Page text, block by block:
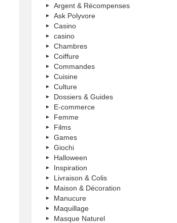
Argent & Récompenses
Ask Polyvore
Casino
casino
Chambres
Coiffure
Commandes
Cuisine
Culture
Dossiers & Guides
E-commerce
Femme
Films
Games
Giochi
Halloween
Inspiration
Livraison & Colis
Maison & Décoration
Manucure
Maquillage
Masque Naturel